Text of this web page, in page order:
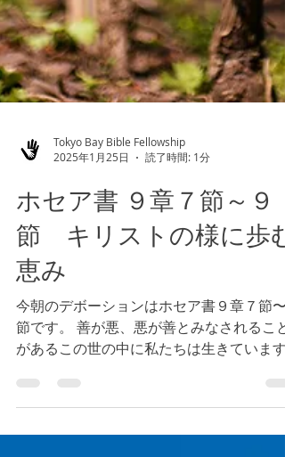
2025年1月25日
読了時間: 1分
ホセア書 ９章７節～９
節 キリストの様に歩む
恵み
今朝のデボーションはホセア書９章７節〜
があるこの世の中に私たちは生きています
私たちがキリストとつながる選択をすると
き、豊かに善の実を結びます。キリスト無